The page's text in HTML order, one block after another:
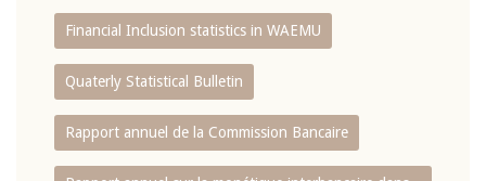
Financial Inclusion statistics in WAEMU
Quaterly Statistical Bulletin
Rapport annuel de la Commission Bancaire